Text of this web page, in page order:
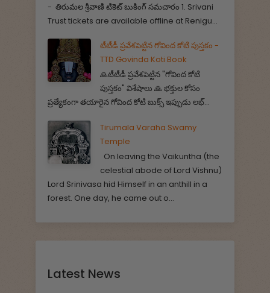
- తిరుమల శ్రీవాణి టికెట్ బుకింగ్ సమచారం 1. Srivani
Trust tickets are available offline at Renigu...
టీటీడీ ప్రవేశపెట్టిన గోవింద కోటి పుస్తకం -
TTD Govinda Koti Book
🙏టీటీడీ ప్రవేశపెట్టిన "గోవింద కోటి
పుస్తకం" విశేషాలు 🙏 భక్తుల కోసం
ప్రత్యేకంగా తయారైన గోవింద కోటి బుక్స్ ఇప్పుడు లభ్...
Tirumala Varaha Swamy
Temple
On leaving the Vaikuntha (the
celestial abode of Lord Vishnu)
Lord Srinivasa hid Himself in an anthill in a
forest. One day, he came out o...
Latest News